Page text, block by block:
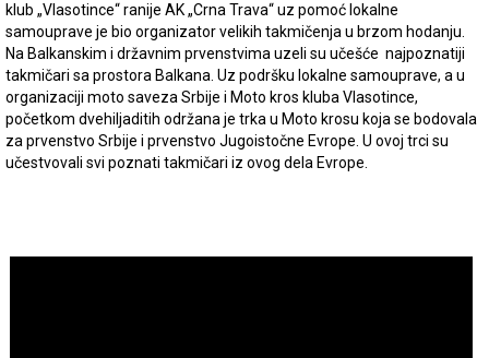
klub „Vlasotince“ ranije AK „Crna Trava“ uz pomoć lokalne
samouprave je bio organizator velikih takmičenja u brzom hodanju.
Na Balkanskim i državnim prvenstvima uzeli su učešće najpoznatiji
takmičari sa prostora Balkana. Uz podršku lokalne samouprave, a u
organizaciji moto saveza Srbije i Moto kros kluba Vlasotince,
početkom dvehiljaditih održana je trka u Moto krosu koja se bodovala
za prvenstvo Srbije i prvenstvo Jugoistočne Evrope. U ovoj trci su
učestvovali svi poznati takmičari iz ovog dela Evrope.